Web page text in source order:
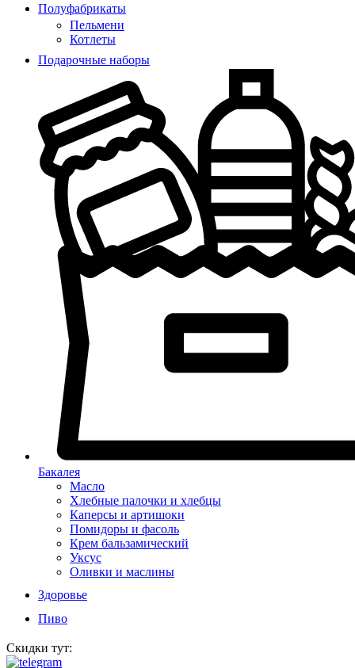
Полуфабрикаты
Пельмени
Котлеты
Подарочные наборы
Бакалея
Масло
Хлебные палочки и хлебцы
Каперсы и артишоки
Помидоры и фасоль
Крем бальзамический
Уксус
Оливки и маслины
Здоровье
Пиво
Скидки тут: